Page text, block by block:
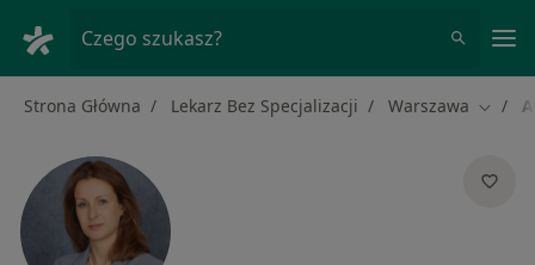
Czego szukasz?
Strona Główna Lekarz Bez Specjalizacji Warszawa Zmień